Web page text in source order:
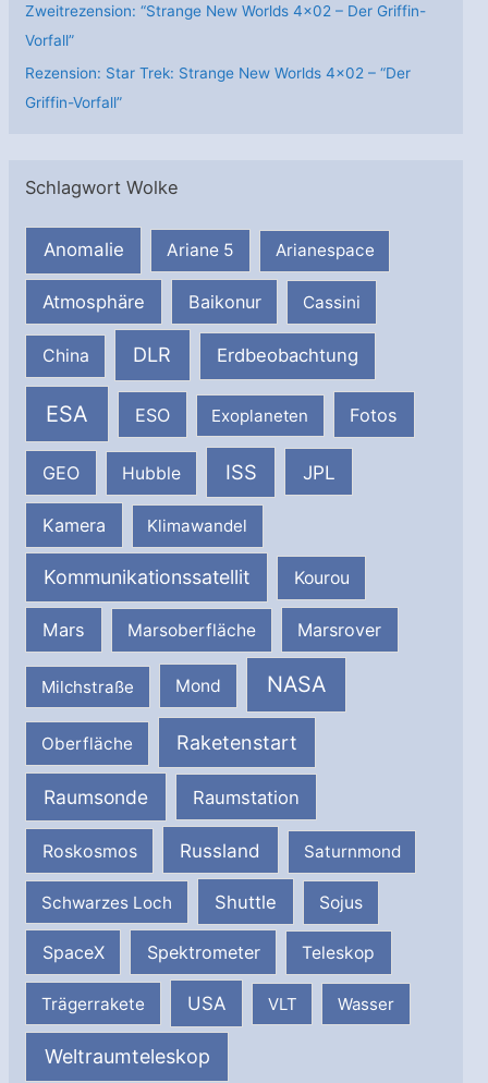
Zweitrezension: “Strange New Worlds 4×02 – Der Griffin-
Vorfall”
Rezension: Star Trek: Strange New Worlds 4×02 – “Der
Griffin-Vorfall”
Schlagwort Wolke
Anomalie Ariane 5 Arianespace
Atmosphäre Baikonur Cassini
China DLR Erdbeobachtung
ESA ESO Exoplaneten Fotos
GEO Hubble ISS JPL
Kamera Klimawandel
Kommunikationssatellit Kourou
Mars Marsoberfläche Marsrover
Milchstraße Mond NASA
Oberfläche Raketenstart
Raumsonde Raumstation
Roskosmos Russland Saturnmond
Schwarzes Loch Shuttle Sojus
SpaceX Spektrometer Teleskop
Trägerrakete USA VLT Wasser
Weltraumteleskop